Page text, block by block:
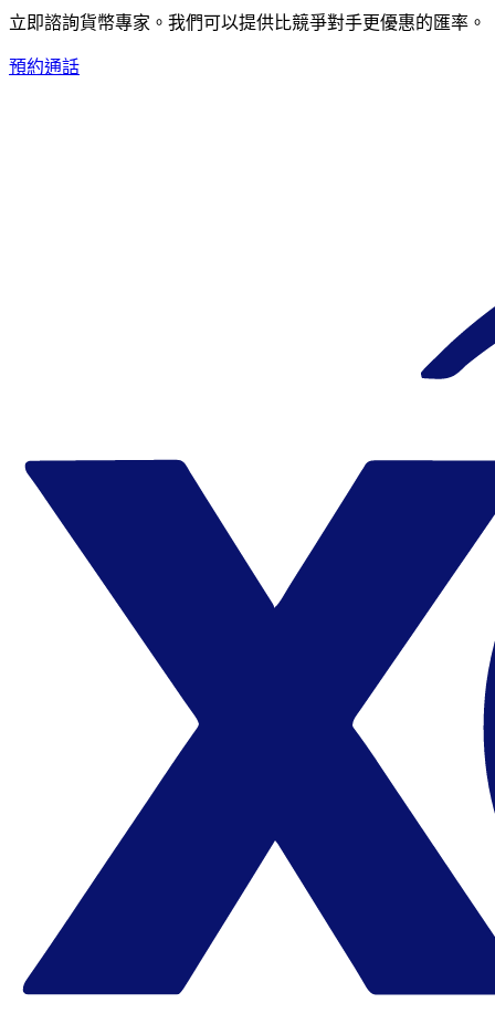
立即諮詢貨幣專家。 我們可以提供比競爭對手更優惠的匯率。
預約通話